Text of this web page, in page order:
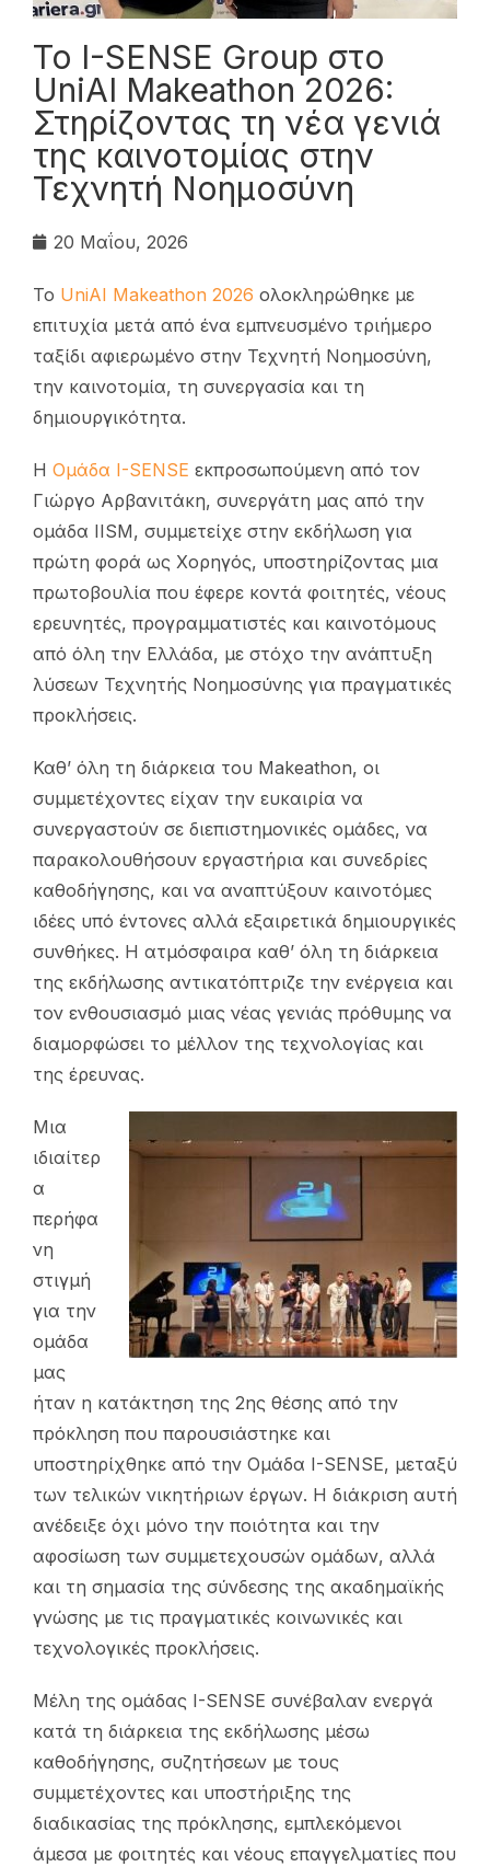
To I-SENSE Group στο
UniAI Makeathon 2026:
Στηρίζοντας τη νέα γενιά
της καινοτομίας στην
Τεχνητή Νοημοσύνη
20 Μαΐου, 2026
Το UniAI Makeathon 2026 ολοκληρώθηκε με
επιτυχία μετά από ένα εμπνευσμένο τριήμερο
ταξίδι αφιερωμένο στην Τεχνητή Νοημοσύνη,
την καινοτομία, τη συνεργασία και τη
δημιουργικότητα.
Η Ομάδα I-SENSE εκπροσωπούμενη από τον
Γιώργο Αρβανιτάκη, συνεργάτη μας από την
ομάδα IISM, συμμετείχε στην εκδήλωση για
πρώτη φορά ως Χορηγός, υποστηρίζοντας μια
πρωτοβουλία που έφερε κοντά φοιτητές, νέους
ερευνητές, προγραμματιστές και καινοτόμους
από όλη την Ελλάδα, με στόχο την ανάπτυξη
λύσεων Τεχνητής Νοημοσύνης για πραγματικές
προκλήσεις.
Καθ’ όλη τη διάρκεια του Makeathon, οι
συμμετέχοντες είχαν την ευκαιρία να
συνεργαστούν σε διεπιστημονικές ομάδες, να
παρακολουθήσουν εργαστήρια και συνεδρίες
καθοδήγησης, και να αναπτύξουν καινοτόμες
ιδέες υπό έντονες αλλά εξαιρετικά δημιουργικές
συνθήκες. Η ατμόσφαιρα καθ’ όλη τη διάρκεια
της εκδήλωσης αντικατόπτριζε την ενέργεια και
τον ενθουσιασμό μιας νέας γενιάς πρόθυμης να
διαμορφώσει το μέλλον της τεχνολογίας και
της έρευνας.
Μια
ιδιαίτερ
α
περήφα
νη
στιγμή
για την
ομάδα
μας
ήταν η κατάκτηση της 2ης θέσης από την
πρόκληση που παρουσιάστηκε και
υποστηρίχθηκε από την Ομάδα I-SENSE, μεταξύ
των τελικών νικητήριων έργων. Η διάκριση αυτή
ανέδειξε όχι μόνο την ποιότητα και την
αφοσίωση των συμμετεχουσών ομάδων, αλλά
και τη σημασία της σύνδεσης της ακαδημαϊκής
γνώσης με τις πραγματικές κοινωνικές και
τεχνολογικές προκλήσεις.
Μέλη της ομάδας I-SENSE συνέβαλαν ενεργά
κατά τη διάρκεια της εκδήλωσης μέσω
καθοδήγησης, συζητήσεων με τους
συμμετέχοντες και υποστήριξης της
διαδικασίας της πρόκλησης, εμπλεκόμενοι
άμεσα με φοιτητές και νέους επαγγελματίες που